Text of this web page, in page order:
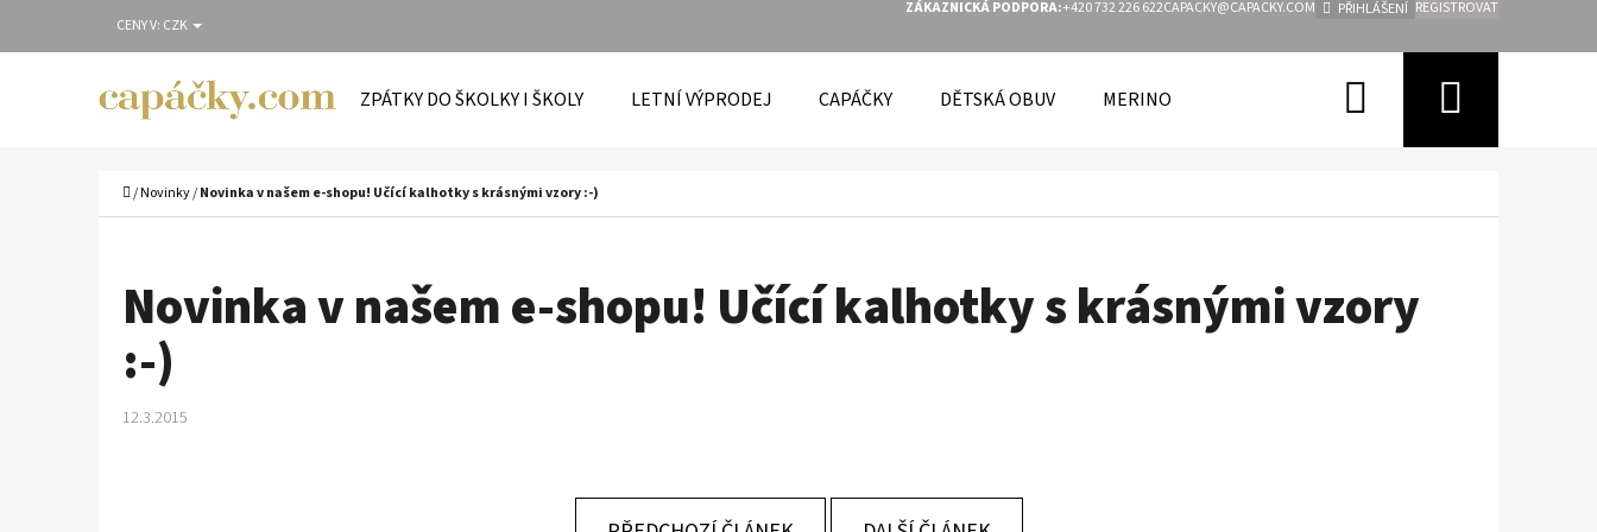
na
CENY V: CZK
ZÁKAZNICKÁ PODPORA:+420 732 226 622CAPACKY@CAPACKY.COM PŘIHLÁŠENÍ REGISTROVAT
ZPÁTKY DO ŠKOLKY I ŠKOLY LETNÍ VÝPRODEJ CAPÁČKY DĚTSKÁ OBUV MERINO Hledat
Domů
/Novinky/Novinka v našem e-shopu! Učící kalhotky s krásnými vzory :-)
Novinka v našem e-shopu! Učící kalhotky s krásnými vzory
:-)
12.3.2015
O
Zpět
do
Zpět
do